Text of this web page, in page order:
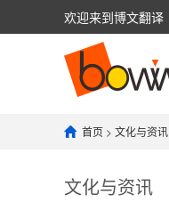
欢迎来到博文翻译
首页 > 文化与资讯
文化与资讯